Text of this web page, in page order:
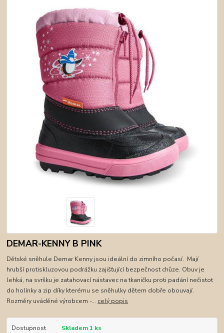
DEMAR-KENNY B PINK
Dětské sněhule Demar Kenny jsou ideální do zimního počasí. Mají
hrubší protiskluzovou podrážku zajišťující bezpečnost chůze. Obuv je
lehká, na svršku je zatahovací nástavec na tkaničku proti padání nečistot
do holínky a zip díky kterému se sněhulky dětem dobře obouvají.
Rozměry uváděné výrobcem -... celý popis
Dostupnost
Skladem 1 ks